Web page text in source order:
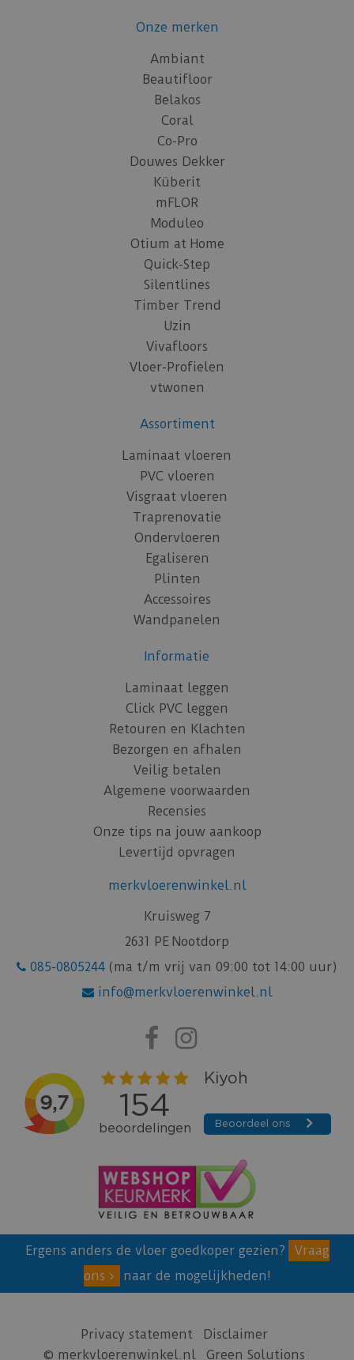
Onze merken
Ambiant
Beautifloor
Belakos
Coral
Co-Pro
Douwes Dekker
Küberit
mFLOR
Moduleo
Otium at Home
Quick-Step
Silentlines
Timber Trend
Uzin
Vivafloors
Vloer-Profielen
vtwonen
Assortiment
Laminaat vloeren
PVC vloeren
Visgraat vloeren
Traprenovatie
Ondervloeren
Egaliseren
Plinten
Accessoires
Wandpanelen
Informatie
Laminaat leggen
Click PVC leggen
Retouren en Klachten
Bezorgen en afhalen
Veilig betalen
Algemene voorwaarden
Recensies
Onze tips na jouw aankoop
Levertijd opvragen
merkvloerenwinkel.nl
Kruisweg 7
2631 PE Nootdorp
085-0805244 (ma t/m vrij van 09:00 tot 14:00 uur)
info@merkvloerenwinkel.nl
Ergens anders de vloer goedkoper gezien?
Vraag
ons
naar de mogelijkheden!
Privacy statement
Disclaimer
© merkvloerenwinkel.nl
Green Solutions